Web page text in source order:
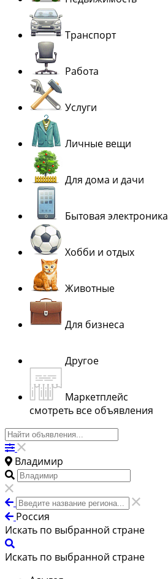
Транспорт
Работа
Услуги
Личные вещи
Для дома и дачи
Бытовая электроника
Хобби и отдых
Животные
Для бизнеса
Другое
Маркетплейс
смотреть все объявления
Владимир
Россия
Искать по выбранной стране
Искать по выбранной стране